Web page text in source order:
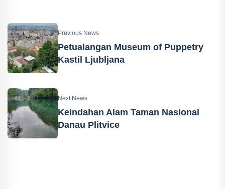
Previous News
Petualangan Museum of Puppetry
Kastil Ljubljana
Next News
Keindahan Alam Taman Nasional
Danau Plitvice